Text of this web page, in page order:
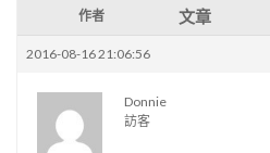
作者 文章
2016-08-16 21:06:56
Donnie
訪客